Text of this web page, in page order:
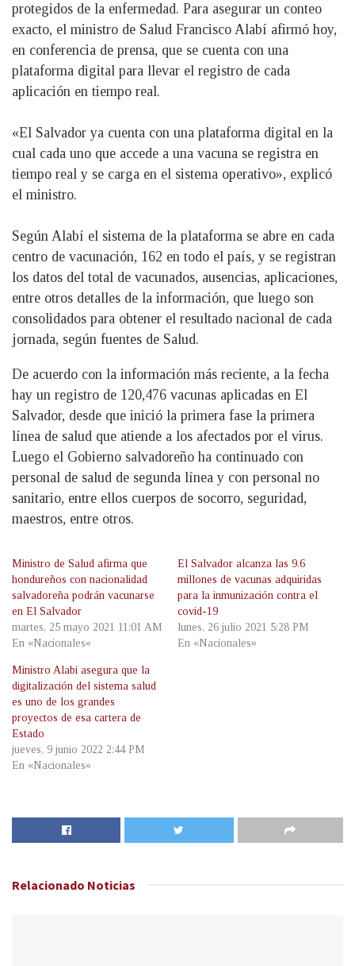
protegidos de la enfermedad. Para asegurar un conteo
exacto, el ministro de Salud Francisco Alabí afirmó hoy,
en conferencia de prensa, que se cuenta con una
plataforma digital para llevar el registro de cada
aplicación en tiempo real.
«El Salvador ya cuenta con una plataforma digital en la
cual cada uno que accede a una vacuna se registra en
tiempo real y se carga en el sistema operativo», explicó
el ministro.
Según Alabí el sistema de la plataforma se abre en cada
centro de vacunación, 162 en todo el país, y se registran
los datos del total de vacunados, ausencias, aplicaciones,
entre otros detalles de la información, que luego son
consolidados para obtener el resultado nacional de cada
jornada, según fuentes de Salud.
De acuerdo con la información más reciente, a la fecha
hay un registro de 120,476 vacunas aplicadas en El
Salvador, desde que inició la primera fase la primera
línea de salud que atiende a los afectados por el virus.
Luego el Gobierno salvadoreño ha continuado con
personal de salud de segunda línea y con personal no
sanitario, entre ellos cuerpos de socorro, seguridad,
maestros, entre otros.
Ministro de Salud afirma que
hondureños con nacionalidad
salvadoreña podrán vacunarse
en El Salvador
martes, 25 mayo 2021 11:01 AM
En «Nacionales»
El Salvador alcanza las 9.6
millones de vacunas adquiridas
para la inmunización contra el
covid-19
lunes, 26 julio 2021 5:28 PM
En «Nacionales»
Ministro Alabi asegura que la
digitalización del sistema salud
es uno de los grandes
proyectos de esa cartera de
Estado
jueves, 9 junio 2022 2:44 PM
En «Nacionales»
Relacionado Noticias